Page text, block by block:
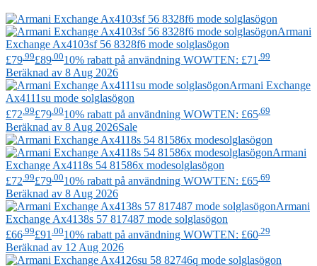
Armani
Exchange Ax4103sf 56 8328f6 mode solglasögon
£79 .99£89 .0010% rabatt på användning WOWTEN: £71 .99
Beräknad av 8 Aug 2026
Armani Exchange
Ax4111su mode solglasögon
£72 .99£79 .0010% rabatt på användning WOWTEN: £65 .69
Beräknad av 8 Aug 2026Sale
Armani
Exchange Ax4118s 54 81586x modesolglasögon
£72 .99£79 .0010% rabatt på användning WOWTEN: £65 .69
Beräknad av 8 Aug 2026
Armani
Exchange Ax4138s 57 817487 mode solglasögon
£66 .99£91 .0010% rabatt på användning WOWTEN: £60 .29
Beräknad av 12 Aug 2026